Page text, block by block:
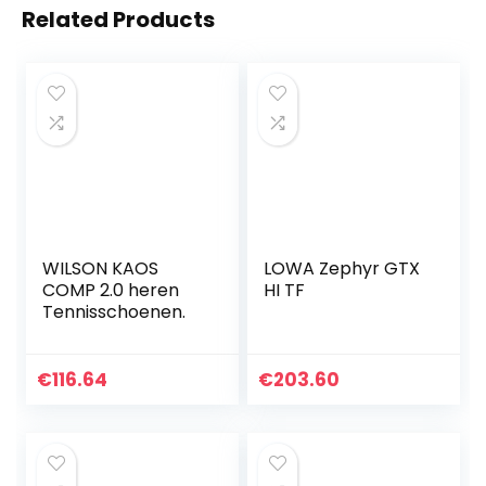
Related Products
WILSON KAOS
COMP 2.0 heren
Tennisschoenen.
€116.64
LOWA Zephyr GTX
HI TF
€203.60